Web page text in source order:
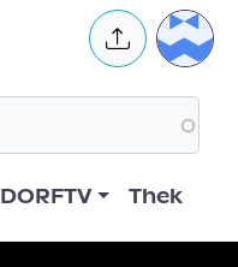
User
DORFTV Thek